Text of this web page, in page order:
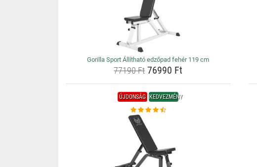
Gorilla Sport Állítható edzőpad fehér 119 cm
77190 Ft76990 Ft
ÚJDONSÁG KEDVEZMÉNY